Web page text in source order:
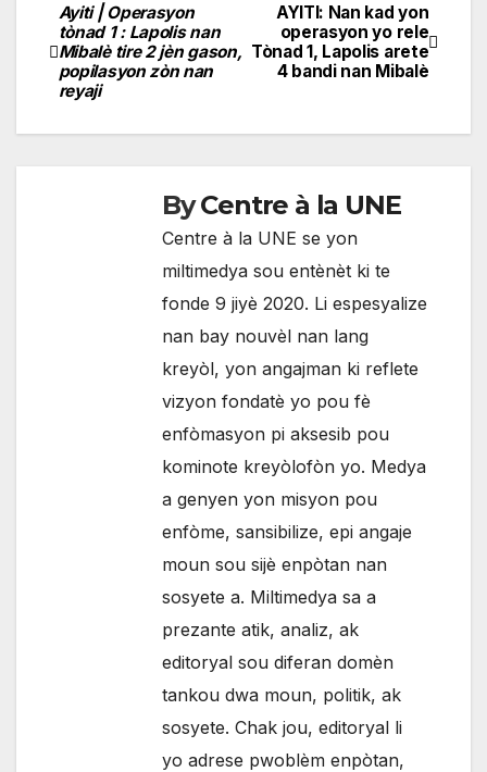
Navigation
de
l'article
AYITI: Nan kad yon
operasyon yo rele
Tònad 1, Lapolis arete
4 bandi nan Mibalè
Ayiti | Operasyon
tònad 1 : Lapolis nan
Mibalè tire 2 jèn gason,
popilasyon zòn nan
reyaji
ByCentre à la UNE
Centre à la UNE se yon
miltimedya sou entènèt ki te
fonde 9 jiyè 2020. Li espesyalize
nan bay nouvèl nan lang
kreyòl, yon angajman ki reflete
vizyon fondatè yo pou fè
enfòmasyon pi aksesib pou
kominote kreyòlofòn yo. Medya
a genyen yon misyon pou
enfòme, sansibilize, epi angaje
moun sou sijè enpòtan nan
sosyete a. Miltimedya sa a
prezante atik, analiz, ak
editoryal sou diferan domèn
tankou dwa moun, politik, ak
sosyete. Chak jou, editoryal li
yo adrese pwoblèm enpòtan,